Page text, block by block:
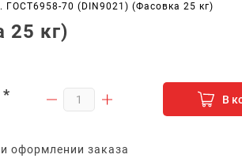
70 (DIN9021) (Фасовка 25 кг)
25 кг)
* В
оформлении заказа